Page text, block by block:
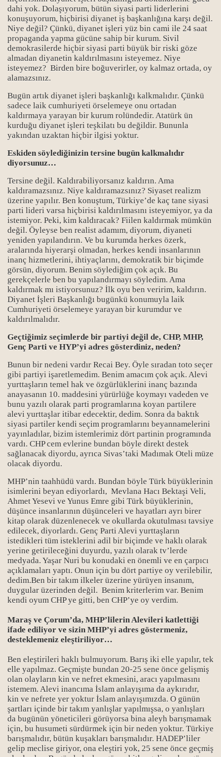
dahi yok. Dolaşıyorum, bütün siyasi parti liderlerini
konuşuyorum, hiçbirisi diyanet iş başkanlığına karşı değil.
Niye değil? Çünkü, diyanet işleri yüz bin cami ile 24 saat
propaganda yapma gücüne sahip bir kurum. Sivil
demokrasilerde hiçbir siyasi parti büyük bir riski göze
almadan diyanetin kaldırılmasını isteyemez. Niye
isteyemez? Birden bire boğuverirler, oy kalmaz ortada, oy
alamazsınız.
Bugün artık diyanet işleri başkanlığı kalkmalıdır. Çünkü
sadece laik cumhuriyeti örselemeye onu ortadan
kaldırmaya yarayan bir kurum rolündedir. Atatürk ün
kurduğu diyanet işleri teşkilatı bu değildir. Bununla
yakından uzaktan hiçbir ilgisi yoktur.
Eskiden söylediğinizin tersine bugün kalkmalıdır
diyorsunuz…
Tersine değil. Kaldırabiliyorsanız kaldırın. Ama
kaldıramazsınız. Niye kaldıramazsınız? Siyaset realizm
üzerine yapılır. Ben konuştum, Türkiye’de kaç tane siyasi
parti lideri varsa hiçbirisi kaldırılmasını isteyemiyor, ya da
istemiyor. Peki, kim kaldıracak? Fiilen kaldırmak mümkün
değil. Öyleyse ben realist adamım, diyorum, diyaneti
yeniden yapılandırın. Ve bu kurumda herkes özerk,
aralarında hiyerarşi olmadan, herkes kendi insanlarının
inanç hizmetlerini, ihtiyaçlarını, demokratik bir biçimde
görsün, diyorum. Benim söylediğim çok açık. Bu
gerekçelerle ben bu yapılandırmayı söyledim. Ama
kaldırmak mı istiyorsunuz? İlk oyu ben veririm, kaldırın.
Diyanet İşleri Başkanlığı bugünkü konumuyla laik
Cumhuriyeti örselemeye yarayan bir kurumdur ve
kaldırılmalıdır.
Geçtiğimiz seçimlerde bir partiyi değil de, CHP, MHP,
Genç Parti ve HYP’yi adres gösterdiniz, neden?
Bunun bir nedeni vardır Recai Bey. Öyle sıradan toto seçer
gibi partiyi işaretlemedim. Benim amacım çok açık. Alevi
yurttaşların temel hak ve özgürlüklerini inanç bazında
anayasanın 10. maddesini yürürlüğe koymayı vadeden ve
bunu yazılı olarak parti programlarına koyan partilere
alevi yurttaşlar itibar edecektir, dedim. Sonra da baktık
siyasi partiler kendi seçim programlarını beyannamelerini
yayınladılar, bizim istemlerimiz dört partinin programında
vardı. CHP cem evlerine bundan böyle direkt destek
sağlanacak diyordu, ayrıca Sivas’taki Madımak Oteli müze
olacak diyordu.
MHP’nin taahhüdü vardı. Bundan böyle Türk büyüklerinin
isimlerini beyan ediyorlardı, Mevlana Hacı Bektaşi Veli,
Ahmet Yesevi ve Yunus Emre gibi Türk büyüklerinin,
düşünce insanlarının düşünceleri ve hayatları ayrı birer
kitap olarak düzenlenecek ve okullarda okutulması tavsiye
edilecek, diyorlardı. Genç Parti Alevi yurttaşların
istedikleri tüm isteklerini adil bir biçimde ve haklı olarak
yerine getirileceğini duyurdu, yazılı olarak tv’lerde
medyada. Yaşar Nuri bu konudaki en önemli ve en çarpıcı
açıklamaları yaptı. Onun için bu dört partiye oy verilebilir,
dedim.Ben bir takım ilkeler üzerine yürüyen insanım,
duygular üzerinden değil. Benim kriterlerim var. Benim
kendi oyum CHP ye gitti, ben CHP’ye oy verdim.
Maraş ve Çorum’da, MHP’lilerin Alevileri katlettiği
ifade ediliyor ve sizin MHP’yi adres göstermeniz,
desteklemeniz eleştiriliyor…
Ben eleştirileri haklı bulmuyorum. Barış iki elle yapılır, tek
elle yapılmaz. Geçmişte bundan 20-25 sene önce gelişmiş
olan olayların kin ve nefret ekmesini, aracı yapılmasını
istemem. Alevi inancıma İslam anlayışıma da aykırıdır,
kin ve nefrete yer yoktur İslam anlayışımızda. O günün
şartları içinde bir takım yanlışlar yapılmışsa, o yanlışları
da bugünün yöneticileri görüyorsa bina aleyh barışmamak
için, bu husumeti sürdürmek için bir neden yoktur. Türkiye
barışmalıdır, bütün kuşakları barışmalıdır. HADEP’liler
gelip meclise giriyor, ona eleştiri yok, 25 sene önce geçmiş